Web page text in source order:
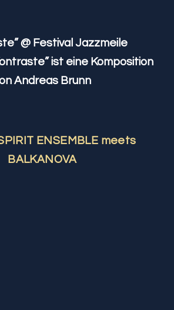
@ Festival Jazzmeile
ist eine Komposition
Andreas Brunn
ENSEMBLE meets
BALKANOVA